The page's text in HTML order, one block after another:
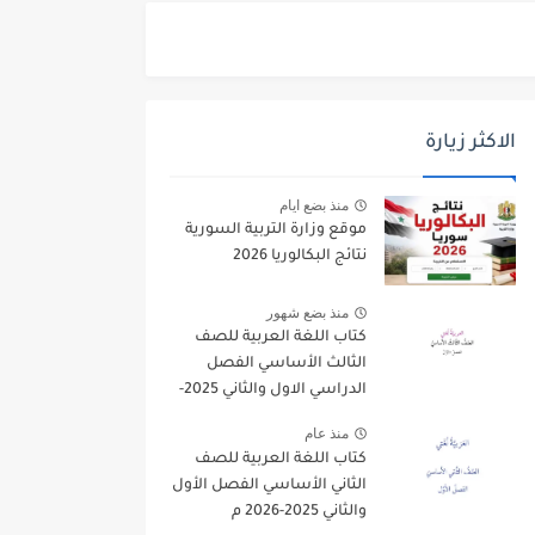
الاكثر زيارة
منذ بضع ايام
موقع وزارة التربية السورية
نتائج البكالوريا 2026
منذ بضع شهور
كتاب اللغة العربية للصف
الثالث الأساسي الفصل
الدراسي الاول والثاني 2025-
منذ عام
كتاب اللغة العربية للصف
الثاني الأساسي الفصل الأول
والثاني 2025-2026 م